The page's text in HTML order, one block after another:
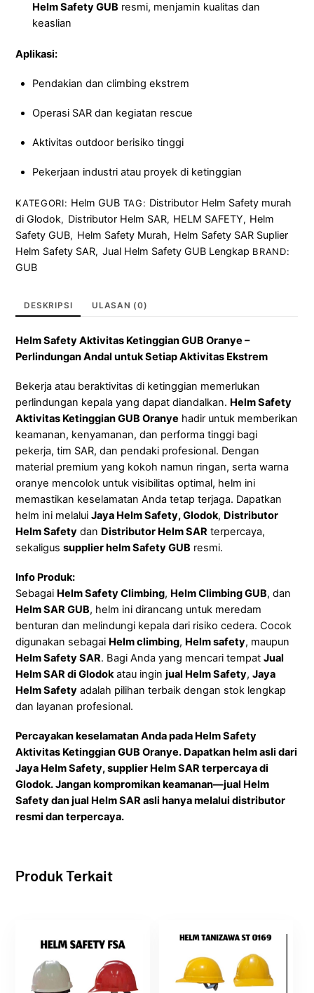
Helm Safety GUB resmi, menjamin kualitas dan
keaslian
Aplikasi:
Pendakian dan climbing ekstrem
Operasi SAR dan kegiatan rescue
Aktivitas outdoor berisiko tinggi
Pekerjaan industri atau proyek di ketinggian
KATEGORI: Helm GUB TAG: Distributor Helm Safety murah
di Glodok, Distributor Helm SAR, HELM SAFETY, Helm
Safety GUB, Helm Safety Murah, Helm Safety SAR Suplier
Helm Safety SAR, Jual Helm Safety GUB Lengkap BRAND:
GUB
DESKRIPSI ULASAN (0)
Helm Safety Aktivitas Ketinggian GUB Oranye –
Perlindungan Andal untuk Setiap Aktivitas Ekstrem
Bekerja atau beraktivitas di ketinggian memerlukan
perlindungan kepala yang dapat diandalkan. Helm Safety
Aktivitas Ketinggian GUB Oranye hadir untuk memberikan
keamanan, kenyamanan, dan performa tinggi bagi
pekerja, tim SAR, dan pendaki profesional. Dengan
material premium yang kokoh namun ringan, serta warna
oranye mencolok untuk visibilitas optimal, helm ini
memastikan keselamatan Anda tetap terjaga. Dapatkan
helm ini melaluiJaya Helm Safety, Glodok, Distributor
Helm Safety dan Distributor Helm SAR terpercaya,
sekaligussupplier helm Safety GUB resmi.
Info Produk:
Sebagai Helm Safety Climbing, Helm Climbing GUB, dan
Helm SAR GUB, helm ini dirancang untuk meredam
benturan dan melindungi kepala dari risiko cedera. Cocok
digunakan sebagai Helm climbing, Helm safety, maupun
Helm Safety SAR. Bagi Anda yang mencari tempatJual
Helm SAR di Glodokatau inginjual Helm Safety,Jaya
Helm Safety adalah pilihan terbaik dengan stok lengkap
dan layanan profesional.
Percayakan keselamatan Anda pada Helm Safety
Aktivitas Ketinggian GUB Oranye. Dapatkan helm asli dari
Jaya Helm Safety, supplier Helm SAR terpercaya di
Glodok. Jangan kompromikan keamanan—jual Helm
Safety dan jual Helm SAR asli hanya melalui distributor
resmi dan terpercaya.
Produk Terkait